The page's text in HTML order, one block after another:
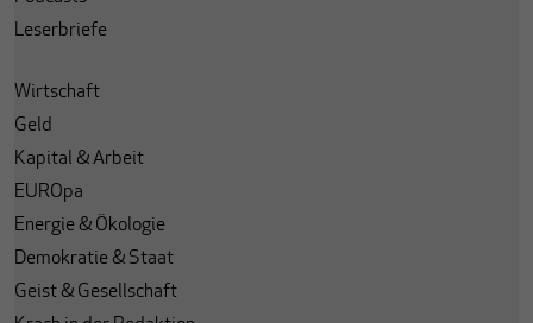
Leserbriefe
Wirtschaft
Geld
Kapital & Arbeit
EUROpa
Energie & Ökologie
Demokratie & Staat
Geist & Gesellschaft